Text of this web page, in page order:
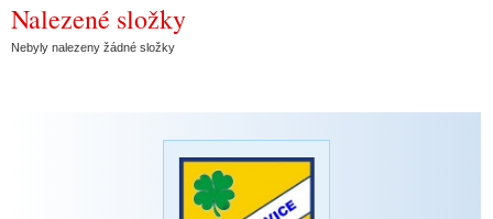
Nalezené složky
Nebyly nalezeny žádné složky